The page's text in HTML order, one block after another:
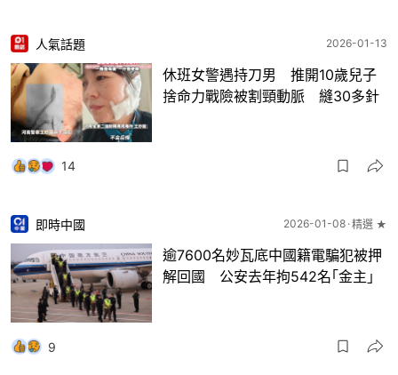
人氣話題 2026-01-13
休班女警遇持刀男 推開10歲兒子
捨命力戰險被割頸動脈 縫30多針
14
即時中國 2026-01-08 精選 ★
逾7600名妙瓦底中國籍電騙犯被押
解回國 公安去年拘542名｢金主｣
9